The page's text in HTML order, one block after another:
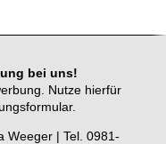
bei uns!
Nutze hierfür
Weeger | Tel. 0981-